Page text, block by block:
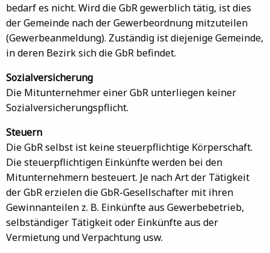
bedarf es nicht. Wird die GbR gewerblich tätig, ist dies
der Gemeinde nach der Gewerbeordnung mitzuteilen
(Gewerbeanmeldung). Zuständig ist diejenige Gemeinde,
in deren Bezirk sich die GbR befindet.
Sozialversicherung
Die Mitunternehmer einer GbR unterliegen keiner
Sozialversicherungspflicht.
Steuern
Die GbR selbst ist keine steuerpflichtige Körperschaft.
Die steuerpflichtigen Einkünfte werden bei den
Mitunternehmern besteuert. Je nach Art der Tätigkeit
der GbR erzielen die GbR-Gesellschafter mit ihren
Gewinnanteilen z. B. Einkünfte aus Gewerbebetrieb,
selbständiger Tätigkeit oder Einkünfte aus der
Vermietung und Verpachtung usw.